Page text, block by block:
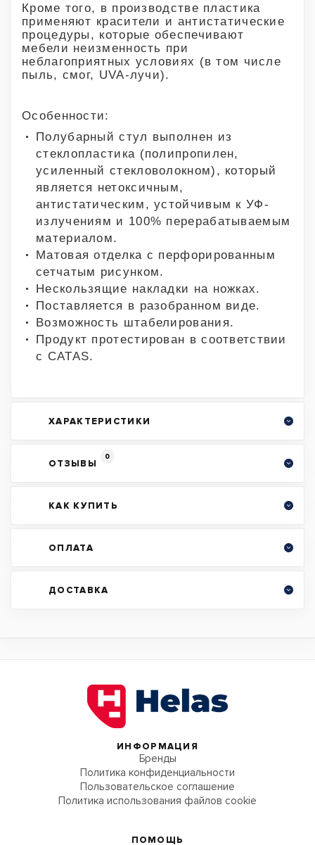
Кроме того, в производстве пластика
применяют красители и антистатические
процедуры, которые обеспечивают
мебели неизменность при
неблагоприятных условиях (в том числе
пыль, смог, UVA-лучи).
Особенности:
Полубарный стул выполнен из
стеклопластика (полипропилен,
усиленный стекловолокном), который
является нетоксичным,
антистатическим, устойчивым к УФ-
излучениям и 100% перерабатываемым
материалом.
Матовая отделка с перфорированным
сетчатым рисунком.
Нескользящие накладки на ножках.
Поставляется в разобранном виде.
Возможность штабелирования.
Продукт протестирован в соответствии
с CATAS.
ХАРАКТЕРИСТИКИ
ОТЗЫВЫ
0
КАК КУПИТЬ
ОПЛАТА
ДОСТАВКА
ИНФОРМАЦИЯ
Бренды
Политика конфиденциальности
Пользовательское соглашение
Политика использования файлов cookie
ПОМОЩЬ